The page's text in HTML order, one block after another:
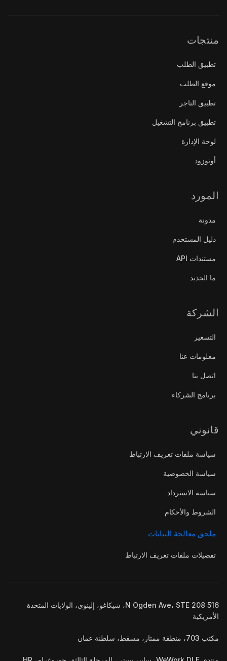
منتجات
تطبيق الطلب
موقع الطلب
تطبيق التاجر
تطبيق برنامج التشغيل
لوحة الإدارة
أوتوزود
المورد
مدونة
دليل المستخدم
مستندات API
ما الجديد
الشركة
التسعير
معلومات عنا
اتصل بنا
برنامج الشركاء
قانوني
سياسة ملفات تعريف الارتباط
سياسة الخصوصية
سياسة الاسترداد
الشروط والأحكام
ملحق معالجة البيانات
تفضيلات ملفات تعريف الارتباط
516 N Ogden Ave، STE 208، شيكاغو، إلينوي، الولايات المتحدة
الأمريكية
مكتب 703، منطقة ممتاز، مسقط، سلطنة عمان